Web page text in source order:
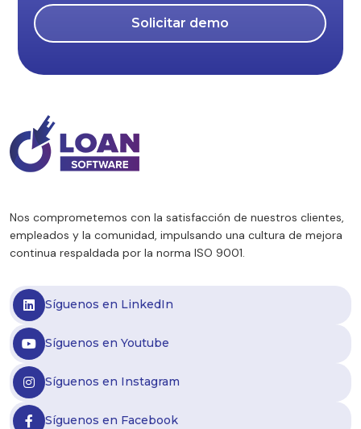
Solicitar demo
Nos comprometemos con la satisfacción de nuestros clientes,
empleados y la comunidad, impulsando una cultura de mejora
continua respaldada por la norma ISO 9001.
Síguenos en LinkedIn
Síguenos en Youtube
Síguenos en Instagram
Síguenos en Facebook